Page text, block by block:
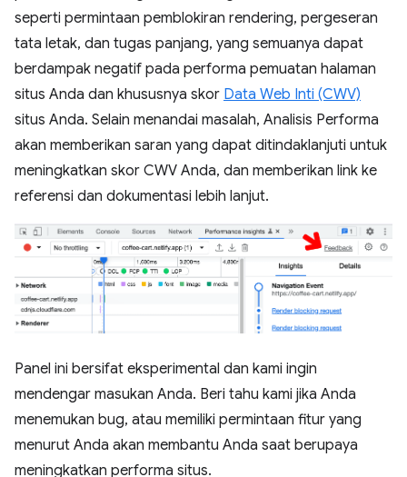
seperti permintaan pemblokiran rendering, pergeseran
tata letak, dan tugas panjang, yang semuanya dapat
berdampak negatif pada performa pemuatan halaman
situs Anda dan khususnya skor Data Web Inti (CWV)
situs Anda. Selain menandai masalah, Analisis Performa
akan memberikan saran yang dapat ditindaklanjuti untuk
meningkatkan skor CWV Anda, dan memberikan link ke
referensi dan dokumentasi lebih lanjut.
Panel ini bersifat eksperimental dan kami ingin
mendengar masukan Anda. Beri tahu kami jika Anda
menemukan bug, atau memiliki permintaan fitur yang
menurut Anda akan membantu Anda saat berupaya
meningkatkan performa situs.